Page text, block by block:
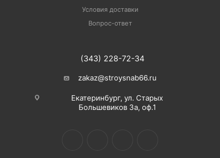
Условия доставки
Вопрос-ответ
(343) 228-72-34
zakaz@stroysnab66.ru
Екатеринбург, ул. Старых
Большевиков 3а, оф.1